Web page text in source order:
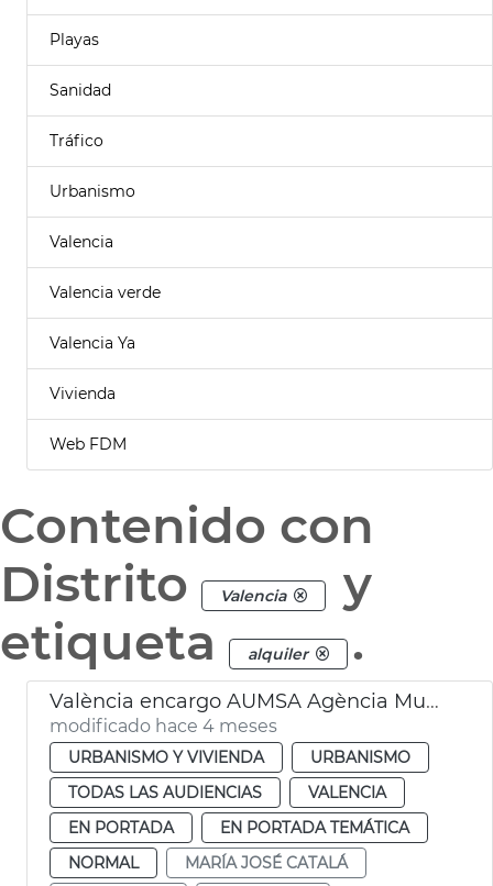
Playas
Sanidad
Tráfico
Urbanismo
Valencia
Valencia verde
Valencia Ya
Vivienda
Web FDM
Contenido con
Distrito
Valencia
y
etiqueta
alquiler .
València encargo AUMSA Agència Municipal Lloguer
modificado hace 4 meses
URBANISMO Y VIVIENDA
URBANISMO
TODAS LAS AUDIENCIAS
VALENCIA
EN PORTADA
EN PORTADA TEMÁTICA
NORMAL
MARÍA JOSÉ CATALÁ